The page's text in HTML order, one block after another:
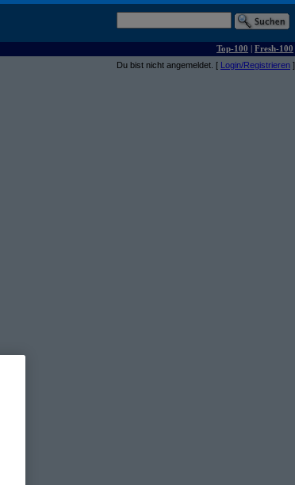
Top-100 | Fresh-100
Du bist nicht angemeldet. [ Login/Registrieren ]